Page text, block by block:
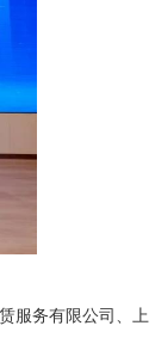
服务有限公司、上